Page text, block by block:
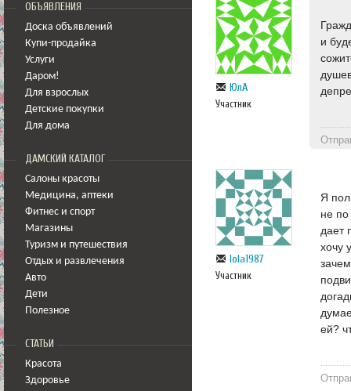
ОБЪЯВЛЕНИЯ
Доска объявлений
Купи-продайка
Услуги
Даром!
Для взрослых
Детские покупки
Для дома
ДАМСКИЙ КАТАЛОГ
Салоны красоты
Медицина, аптеки
Фитнес и спорт
Магазины
Туризм и путешествия
Отдых и развлечения
Авто
Дети
Полезное
СТАТЬИ
Красота
Здоровье
ЮлА
Участник
и
lola1987
Участник
Я
не
дает
хочу
ей?